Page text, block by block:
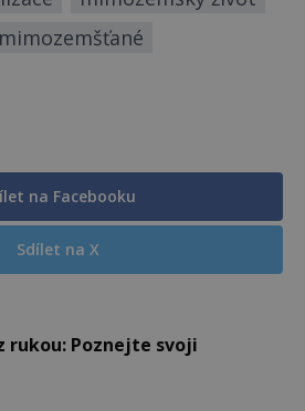
mimozemšťané
na Facebooku
Sdílet na X
rukou: Poznejte svoji